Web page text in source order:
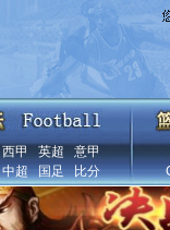
西甲 英超
意甲
中超 国足 比分